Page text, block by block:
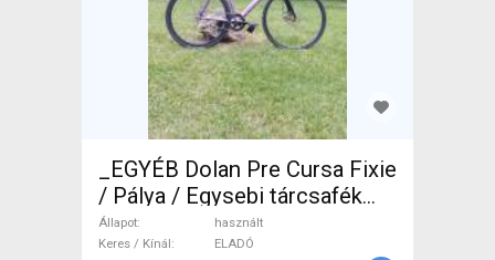
_EGYÉB Dolan Pre Cursa Fixie
/ Pálya / Egysebi tárcsafék
használt ELADÓ
Állapot
használt
Keres / Kínál
ELADÓ